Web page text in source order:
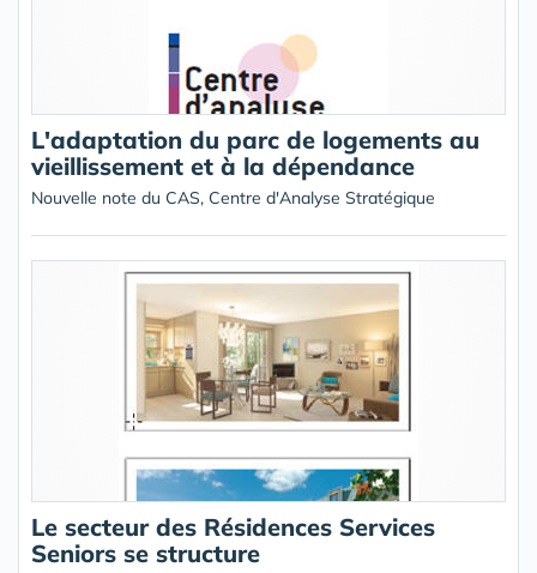
L'adaptation du parc de logements au
vieillissement et à la dépendance
Nouvelle note du CAS, Centre d'Analyse Stratégique
Le secteur des Résidences Services
Seniors se structure